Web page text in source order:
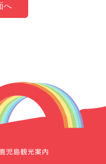
鹿児島観光案内